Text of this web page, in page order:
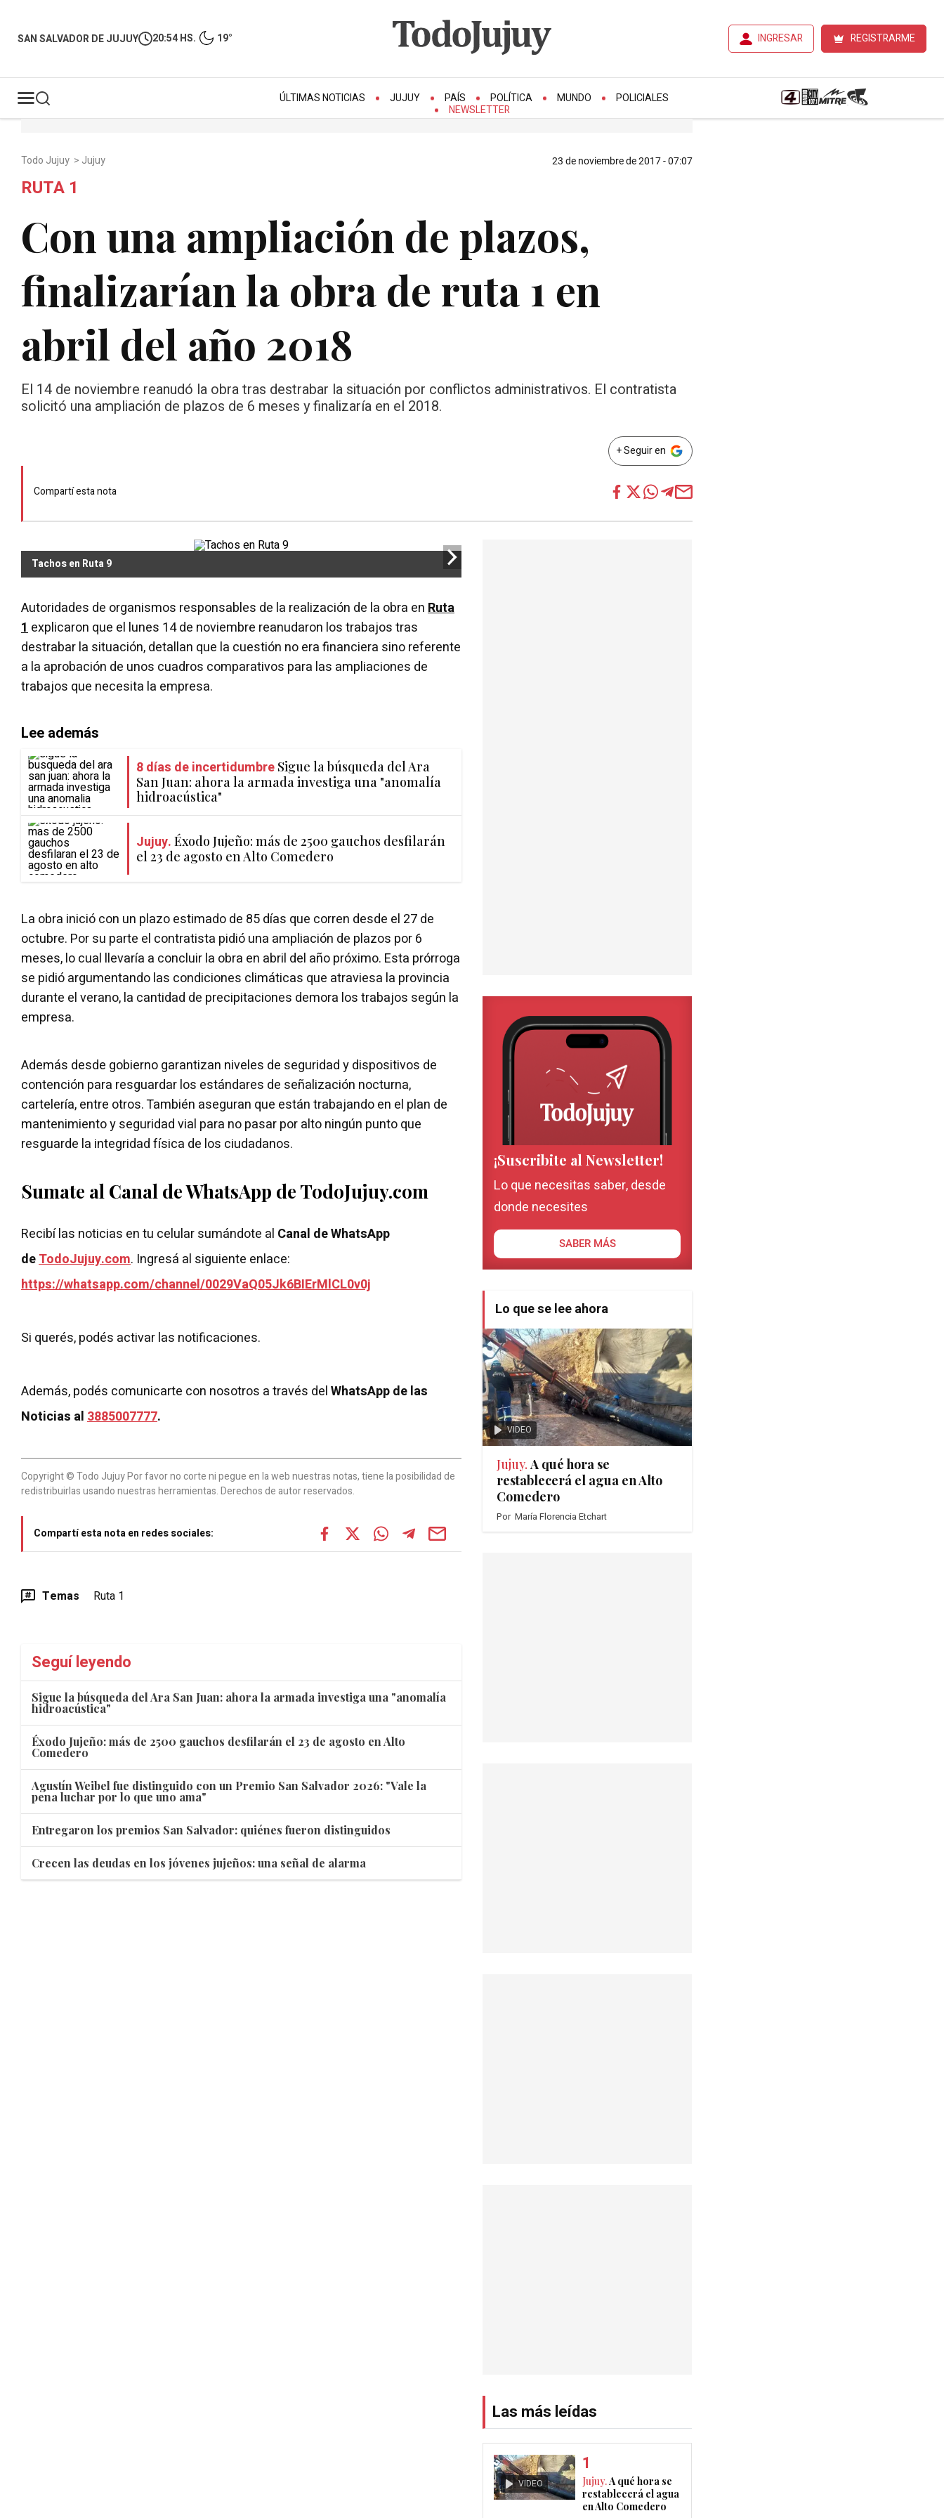
SAN SALVADOR DE JUJUY 20:54 HS. 19° INGRESAR REGISTRARME
ÚLTIMAS NOTICIAS JUJUY PAÍS POLÍTICA MUNDO
POLICIALES
NEWSLETTER
Todo Jujuy > Jujuy 23 de noviembre de 2017 - 07:07
RUTA 1
Con una ampliación de plazos,
finalizarían la obra de ruta 1 en
abril del año 2018
El 14 de noviembre reanudó la obra tras destrabar la situación por conflictos administrativos. El contratista
solicitó una ampliación de plazos de 6 meses y finalizaría en el 2018.
+ Seguir en
Compartí esta nota
Tachos en Ruta 9
Autoridades de organismos responsables de la realización de la obra enRuta
1explicaron que el lunes 14 de noviembre reanudaron los trabajos tras
destrabar la situación, detallan que la cuestión no era financiera sino referente
a la aprobación de unos cuadros comparativos para las ampliaciones de
trabajos que necesita la empresa.
Lee además
8 días de incertidumbre Sigue la búsqueda del Ara
San Juan: ahora la armada investiga una "anomalía
hidroacústica"
Jujuy. Éxodo Jujeño: más de 2500 gauchos desfilarán
el 23 de agosto en Alto Comedero
La obra inició con un plazo estimado de 85 días que corren desde el 27 de
octubre. Por su parte el contratista pidió una ampliación de plazos por 6
meses, lo cual llevaría a concluir la obra en abril del año próximo. Esta prórroga
se pidió argumentando las condiciones climáticas que atraviesa la provincia
durante el verano, la cantidad de precipitaciones demora los trabajos según la
empresa.
Además desde gobierno garantizan niveles de seguridad y dispositivos de
contención para resguardar los estándares de señalización nocturna,
cartelería, entre otros. También aseguran que están trabajando en el plan de
mantenimiento y seguridad vial para no pasar por alto ningún punto que
resguarde la integridad física de los ciudadanos.
Sumate al Canal de WhatsApp de TodoJujuy.com
Recibí las noticias en tu celular sumándote al Canal de WhatsApp
deTodoJujuy.com. Ingresá al siguiente enlace:
https://whatsapp.com/channel/0029VaQ05Jk6BIErMlCL0v0j
Si querés, podés activar las notificaciones.
Además, podés comunicarte con nosotros a través delWhatsApp de las
Noticias al3885007777.
Copyright © Todo Jujuy Por favor no corte ni pegue en la web nuestras notas, tiene la posibilidad de
redistribuirlas usando nuestras herramientas. Derechos de autor reservados.
Compartí esta nota en redes sociales:
Temas Ruta 1
Seguí leyendo
Sigue la búsqueda del Ara San Juan: ahora la armada investiga una "anomalía
hidroacústica"
Éxodo Jujeño: más de 2500 gauchos desfilarán el 23 de agosto en Alto
Comedero
Agustín Weibel fue distinguido con un Premio San Salvador 2026: "Vale la
pena luchar por lo que uno ama"
Entregaron los premios San Salvador: quiénes fueron distinguidos
Crecen las deudas en los jóvenes jujeños: una señal de alarma
¡Suscribite al Newsletter!
Lo que necesitas saber, desde
donde necesites
SABER MÁS
Lo que se lee ahora
VIDEO
Jujuy.A qué hora se
restablecerá el agua en Alto
Comedero
Por María Florencia Etchart
Las más leídas
VIDEO Jujuy.A qué hora se
restablecerá el agua
en Alto Comedero